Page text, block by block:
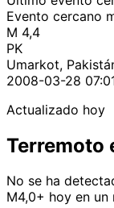
Evento cercano
M 4,4
PK
Umarkot,
2008-03-28
Actualizado hoy
Terremoto
No se ha
M4,0+ hoy en